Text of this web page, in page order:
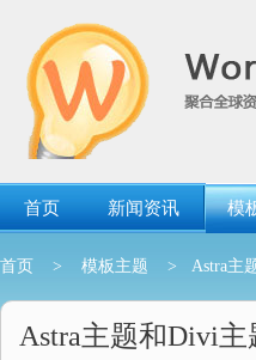
首页 新闻资讯 模
首页 > 模板主题 > Astra主
Astra主题和Divi主